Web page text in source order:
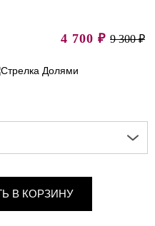
4 700 ₽ 9 300 ₽
В КОРЗИНУ